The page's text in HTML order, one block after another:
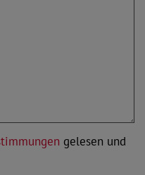
gelesen und